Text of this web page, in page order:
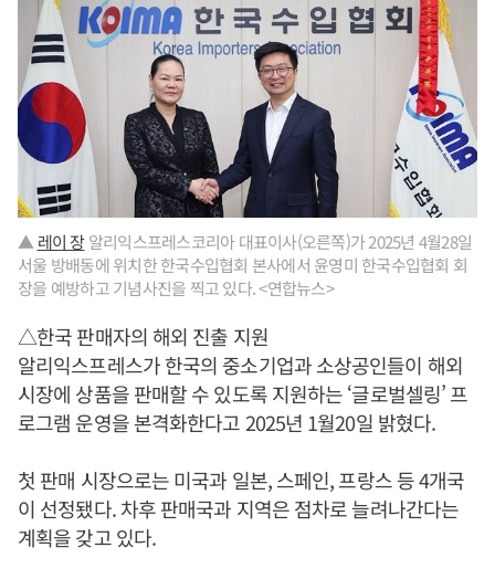
▲ 레이 장알리익스프레스코리아 대표이사(오른쪽)가 2025년 4월28일
서울 방배동에 위치한 한국수입협회 본사에서 윤영미 한국수입협회 회
장을 예방하고 기념사진을 찍고 있다. <연합뉴스>
△한국 판매자의 해외 진출 지원
알리익스프레스가 한국의 중소기업과 소상공인들이 해외
시장에 상품을 판매할 수 있도록 지원하는 ‘글로벌셀링’ 프
로그램 운영을 본격화한다고 2025년 1월20일 밝혔다.
첫 판매 시장으로는 미국과 일본, 스페인, 프랑스 등 4개국
이 선정됐다. 차후 판매국과 지역은 점차로 늘려나간다는
계획을 갖고 있다.